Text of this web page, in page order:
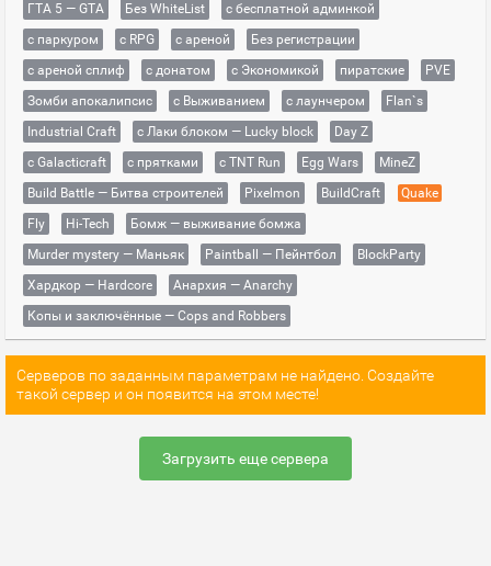
ГТА 5 — GTA
Без WhiteList
с бесплатной админкой
с паркуром
с RPG с ареной
Без регистрации
с ареной сплиф
с донатом с Экономикой пиратские
PVE
Зомби апокалипсис
с Выживанием с лаунчером
Flan`s
Industrial Craft
с Лаки блоком — Lucky block
Day Z
с Galacticraft
с прятками с TNT Run Egg Wars
MineZ
Build Battle — Битва строителей
Pixelmon BuildCraft
Quake
Fly
Hi-Tech
Бомж — выживание бомжа
Murder mystery — Маньяк
Paintball — Пейнтбол
BlockParty
Хардкор — Hardcore
Анархия — Anarchy
Копы и заключённые — Cops and Robbers
Серверов по заданным параметрам не найдено. Создайте
такой сервер и он появится на этом месте!
Загрузить еще сервера